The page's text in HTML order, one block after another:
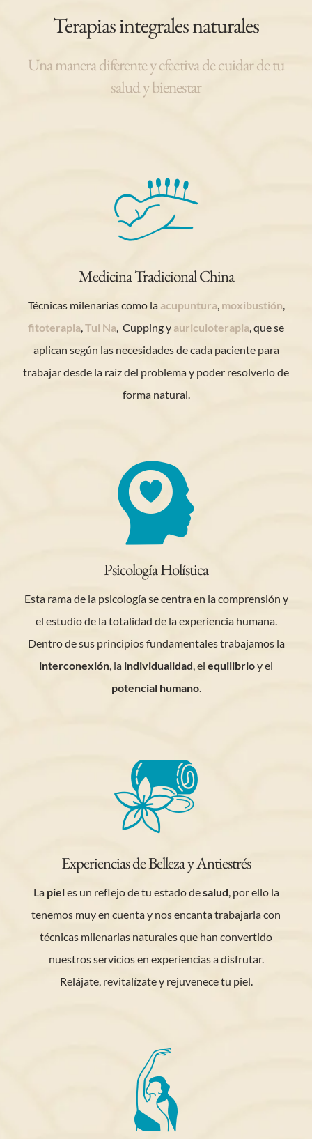
Terapias integrales naturales
Una manera diferente y efectiva de cuidar de tu
salud y bienestar
Medicina Tradicional China
Técnicas milenarias como la acupuntura, moxibustión
fitoterapia Tui Na , Cupping y auriculoterapia , que se
aplican según las necesidades de cada paciente para
trabajar desde la raíz del problema y poder resolverlo de
forma natural.
Psicología Holística
Esta rama de la psicología se centra en la comprensión y
el estudio de la totalidad de la experiencia humana.
Dentro de sus principios fundamentales trabajamos la
interconexión , la individualidad , el equilibrioy el
potencial humano.
Experiencias de Belleza y Antiestrés
La pieles un reflejo de tu estado desalud , por ello la
tenemos muy en cuenta y nos encanta trabajarla con
técnicas milenarias naturales que han convertido
nuestros servicios en experiencias a disfrutar.
Relájate, revitalízate y rejuvenece tu piel.